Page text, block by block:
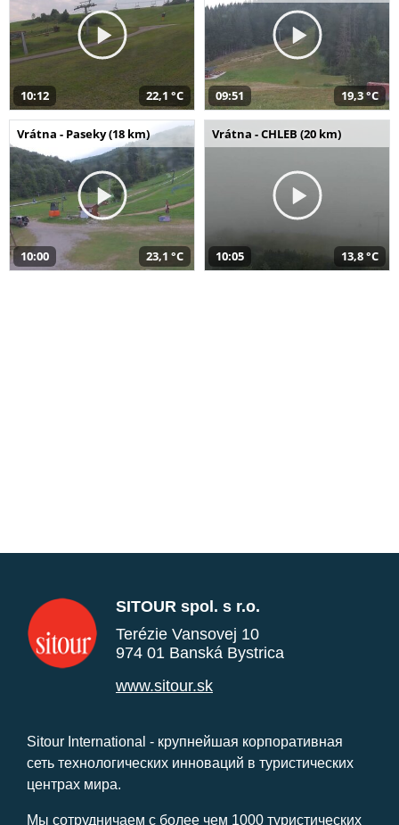
10:12 22,1 °C 09:51 19,3 °C
Vrátna - Paseky (18 km)
10:00 23,1 °C
Vrátna - CHLEB (20 km)
10:05 13,8 °C
SITOUR spol. s r.o.
Terézie Vansovej 10
974 01 Banská Bystrica
www.sitour.sk
Sitour International - крупнейшая корпоративная
сеть технологических инноваций в туристических
центрах мира.
Мы сотрудничаем с более чем 1000 туристических